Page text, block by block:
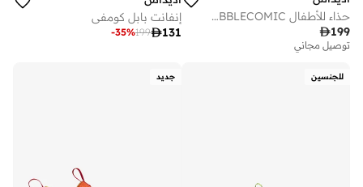
حذاء للأطفال ADIDAS MARVEL SPIDER-MAN BUBBLECOMIC
199
توصيل مجاني
إنفانت بابل كومفي
131
199
-35%
للجنسين جديد